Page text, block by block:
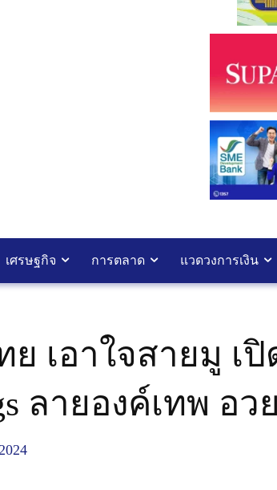
เศรษฐกิจ การตลาด แวดวงการเงิน
ย เอาใจสายมู
ลายองค์เทพ อ